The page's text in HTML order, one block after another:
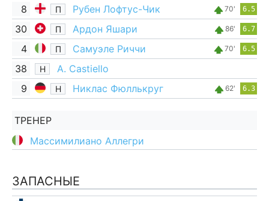
8
П Рубен Лофтус-Чик 70' 6.5
30 П Ардон Яшари 86' 6.7
4 П Самуэле Риччи 70' 6.5
38 Н
A. Castiello
9
Н Никлас Фюллькруг 62' 6.3
ТРЕНЕР
Массимилиано Аллегри
ЗАПАСНЫЕ